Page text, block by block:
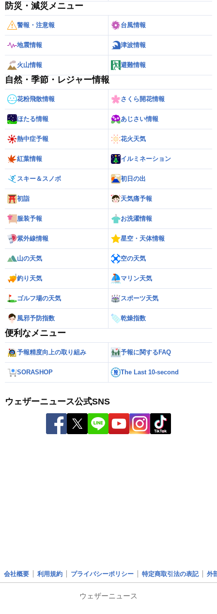
防災・減災メニュー
警報・注意報 台風情報
地震情報 津波情報
火山情報 避難情報
自然・季節・レジャー情報
花粉飛散情報 さくら開花情報
ほたる情報 あじさい情報
熱中症予報 花火天気
紅葉情報 イルミネーション
スキー＆スノボ 初日の出
初詣 天気痛予報
服装予報 お洗濯情報
紫外線情報 星空・天体情報
山の天気 空の天気
釣り天気 マリン天気
ゴルフ場の天気 スポーツ天気
風邪予防指数 乾燥指数
便利なメニュー
予報精度向上の取り組み 予報に関するFAQ
SORASHOP The Last 10-second
ウェザーニュース公式SNS
会社概要 利用規約 プライバシーポリシー 特定商取引法の表記 外
ウェザーニュース